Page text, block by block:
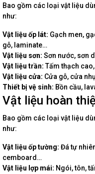
Bao gồm các loại vật liệu
như:
Vật liệu ốp lát: Gạch men,
gỗ, laminate…
Vật liệu sơn: Sơn nước, sơn
Vật liệu trần:Tấm thạch
Vật liệu cửa: Cửa gỗ, cửa
Thiết bị vệ sinh: Bồn cầu,
Vật liệu hoàn
Bao gồm các loại vật liệu
như:
Vật liệu ốp tường: Đá tự
cemboard…
Vật liệu lợp mái: Ngói, tôn,